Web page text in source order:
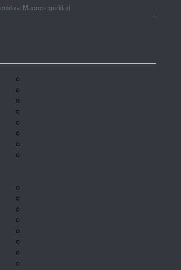
a Macroseguridad